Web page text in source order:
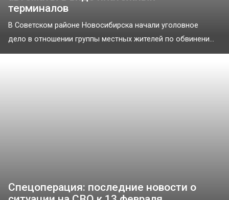
терминалов
В Советском районе Новосибирска начали уголовное
дело в отношении группы местных жителей по обвинени...
Спецоперация: последние новости о